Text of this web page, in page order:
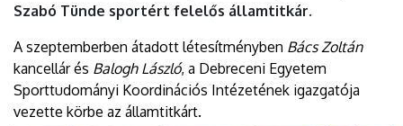
Szabó Tünde sportért felelős államtitkár.
A szeptemberben átadott létesítményben Bács Zoltán
kancellár és Balogh László, a Debreceni Egyetem
Sporttudományi Koordinációs Intézetének igazgatója
vezette körbe az államtitkárt.